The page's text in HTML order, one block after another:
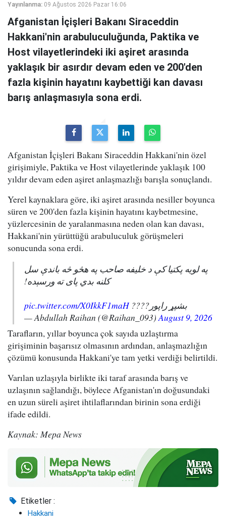
Yayınlanma: 09 Ağustos 2026 Pazar 16:06
Afganistan İçişleri Bakanı Siraceddin
Hakkani'nin arabuluculuğunda, Paktika ve
Host vilayetlerindeki iki aşiret arasında
yaklaşık bir asırdır devam eden ve 200'den
fazla kişinin hayatını kaybettiği kan davası
barış anlaşmasıyla sona erdi.
Afganistan İçişleri Bakanı Siraceddin Hakkani'nin özel
girişimiyle, Paktika ve Host vilayetlerinde yaklaşık 100
yıldır devam eden aşiret anlaşmazlığı barışla sonuçlandı.
Yerel kaynaklara göre, iki aşiret arasında nesiller boyunca
süren ve 200'den fazla kişinin hayatını kaybetmesine,
yüzlercesinin de yaralanmasına neden olan kan davası,
Hakkani'nin yürüttüğü arabuluculuk görüşmeleri
sonucunda sona erdi.
په لویه پکتیا کې د خلیفه صاحب په هڅو څه باندې سل
کلنه بدي پای ته ورسېده!
بشپړ راپور????pic.twitter.com/X0IkkF1maH
— Abdullah Raihan (@Raihan_093)August 9, 2026
Tarafların, yıllar boyunca çok sayıda uzlaştırma
girişiminin başarısız olmasının ardından, anlaşmazlığın
çözümü konusunda Hakkani'ye tam yetki verdiği belirtildi.
Varılan uzlaşıyla birlikte iki taraf arasında barış ve
uzlaşının sağlandığı, böylece Afganistan'ın doğusundaki
en uzun süreli aşiret ihtilaflarından birinin sona erdiği
ifade edildi.
Kaynak: Mepa News
Etiketler :
Hakkani